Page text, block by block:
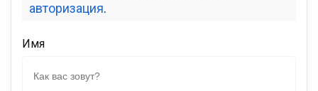
авторизация.
Имя